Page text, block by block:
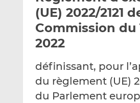
e
r
p
e
m
g
e
r
r
L
g
e
r
F
(UE) 2022/2121
Commission du
2022
définissant, pour
du règlement (UE)
du Parlement